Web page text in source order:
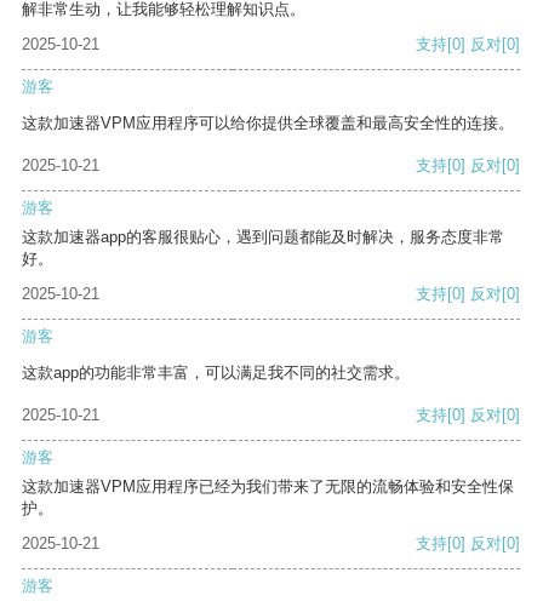
解非常生动，让我能够轻松理解知识点。
2025-10-21
支持[0] 反对[0]
游客
这款加速器VPM应用程序可以给你提供全球覆盖和最高安全性的连接。
2025-10-21 支持[0] 反对[0]
游客
这款加速器app的客服很贴心，遇到问题都能及时解决，服务态度非常
好。
2025-10-21
支持[0] 反对[0]
游客
这款app的功能非常丰富，可以满足我不同的社交需求。
2025-10-21 支持[0] 反对[0]
游客
这款加速器VPM应用程序已经为我们带来了无限的流畅体验和安全性保
护。
2025-10-21
支持[0] 反对[0]
游客